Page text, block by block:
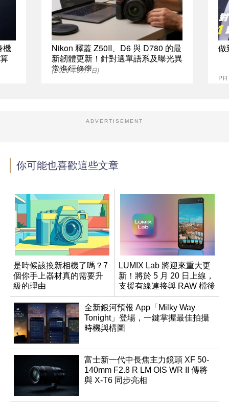
機
Nikon 釋蓋 Z50II、D6 與 D780 的最
新韌體更新！針對選單語系及曝光異
常進行修復
(2026年8月7日)
做
ADVERTISEMENT
你可能也喜歡這些文章
是時候該換新相機了嗎？7
個你手上器材真的需要升
級的理由
LUMIX Lab 將迎來重大更
新！將於 5 月 20 日上線，
支援有線連接與 RAW 檔後
製
全新銀河預報 App「Milky Way
Tonight」登場，一鍵掌握最佳拍攝
時機與構圖
富士新一代中長焦主力鏡頭 XF 50-
140mm F2.8 R LM OIS WR II 傳將
與 X-T6 同步亮相